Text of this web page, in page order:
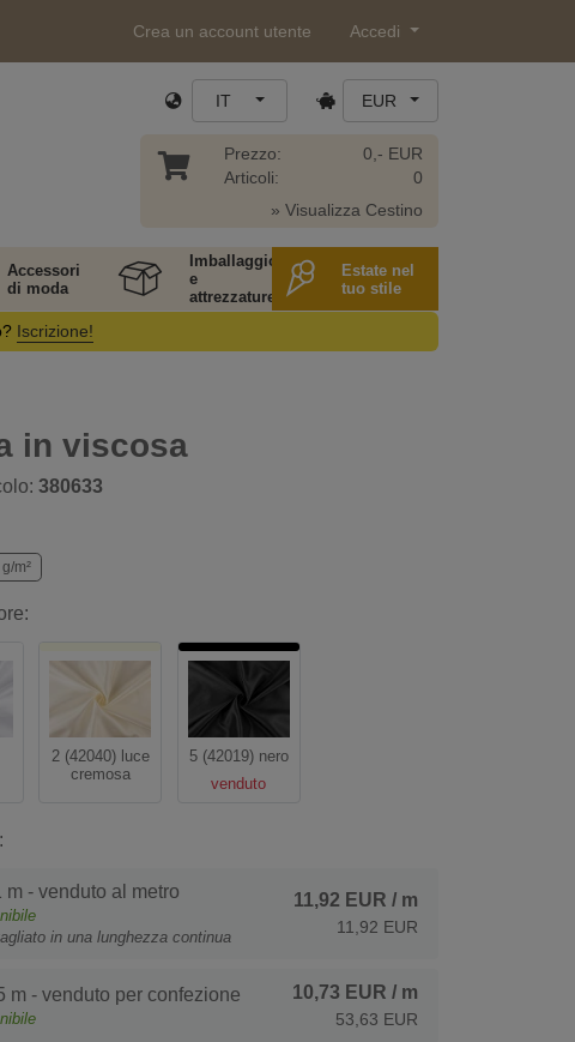
Crea un account utente Accedi
IT EUR
Prezzo:
Articoli:
0,- EUR
0
» Visualizza Cestino
Accessori
di moda
Imballaggio
e
attrezzature
Estate nel
tuo stile
Iscrizione!
in viscosa
380633
m²
2 (42040) luce
cremosa
5 (42019) nero
venduto
m - venduto al metro
in una lunghezza continua
11,92 EUR / m
11,92 EUR
m - venduto per confezione 10,73 EUR / m
53,63 EUR